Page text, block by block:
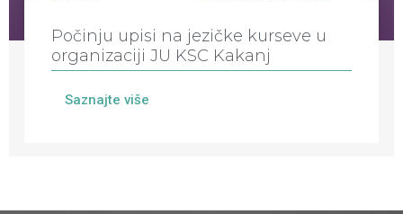
Počinju upisi na jezičke kurseve u
organizaciji JU KSC Kakanj
Saznajte više